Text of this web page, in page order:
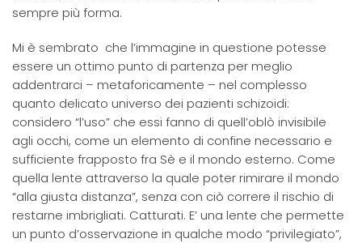
sempre più forma.
Mi è sembrato che l’immagine in questione potesse
essere un ottimo punto di partenza per meglio
addentrarci – metaforicamente – nel complesso
quanto delicato universo dei pazienti schizoidi:
considero “l’uso” che essi fanno di quell’oblò invisibile
agli occhi, come un elemento di confine necessario e
sufficiente frapposto fra Sè e il mondo esterno. Come
quella lente attraverso la quale poter rimirare il mondo
“alla giusta distanza”, senza con ciò correre il rischio di
restarne imbrigliati. Catturati. E’ una lente che permette
un punto d’osservazione in qualche modo “privilegiato”,